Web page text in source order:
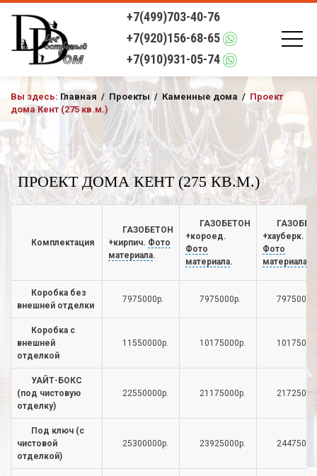
+7(499)703-40-76
+7(920)156-68-65
+7(910)931-05-74
Вы здесь: Главная / Проекты / Каменные дома / Проект
дома Кент (275 кв.м.)
ПРОЕКТ ДОМА КЕНТ (275 КВ.М.)
Комплектация
ГАЗОБЕТОН
+кирпич. Фото
материала.
ГАЗОБЕТОН
+короед.
Фото
материала.
+хауберк.
Фото
материала
Коробка без
внешней отделки
7975000р. 7975000р. 7975000р.
Коробка с
внешней
отделкой
11550000р. 10175000р.
УАЙТ-БОКС
(под чистовую
отделку)
22550000р. 21175000р.
Под ключ (с
чистовой
отделкой)
25300000р. 23925000р.